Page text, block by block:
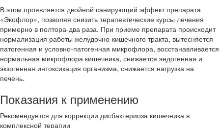
В этом проявляется двойной санирующий эффект препарата
«Экофлор», позволяя снизить терапевтические курсы лечения
примерно в полтора-два раза. При приеме препарата происходит
нормализация работы желудочно-кишечного тракта, вытесняется
патогенная и условно-патогенная микрофлора, восстанавливается
нормальная микрофлора кишечника, снижается эндогенная и
экзогенная интоксикация организма, снижается нагрузка на
печень.
Показания к применению
Рекомендуется для коррекции дисбактериоза кишечника в
комплексной терапии